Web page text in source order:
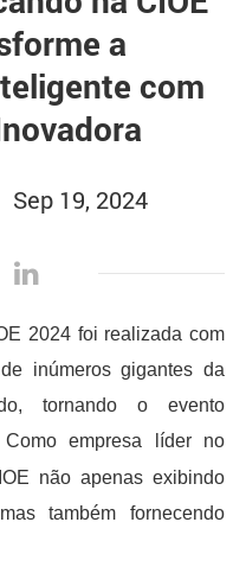
a
com
Sep 19, 2024
2024 foi realizada com
inúmeros gigantes da
tornando o evento
Como empresa líder no
não apenas exibindo
também fornecendo